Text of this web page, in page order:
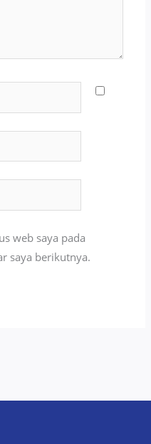
web saya pada
saya berikutnya.